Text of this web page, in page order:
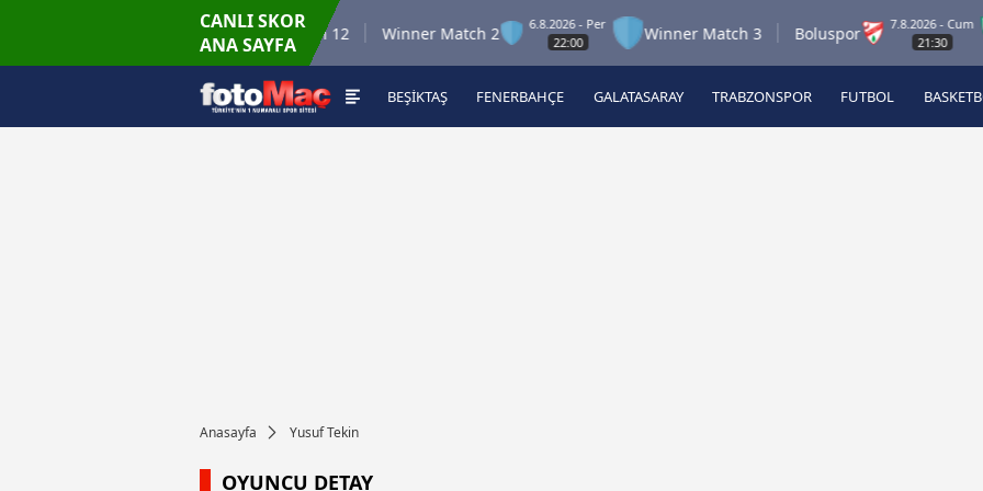
CANLI SKOR
ANA SAYFA
Winner Match 12 Winner Match 2
6.8.2026 - Per
22:00
Winner Match 3 Boluspor
7.8.2026 - Cum
21:30
Beşiktaş
A
BEŞİKTAŞ FENERBAHÇE GALATASARAY TRABZONSPOR FUTBOL
Anasayfa Yusuf Tekin
OYUNCU DETAY